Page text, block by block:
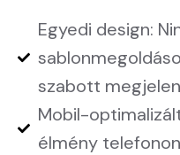
Egyedi design:
szabott
Mobil-
élmény